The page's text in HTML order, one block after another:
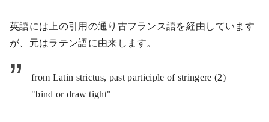
英語には上の引用の通り古フランス語を経由しています
が、元はラテン語に由来します。
from Latin strictus, past participle of stringere (2)
"bind or draw tight"